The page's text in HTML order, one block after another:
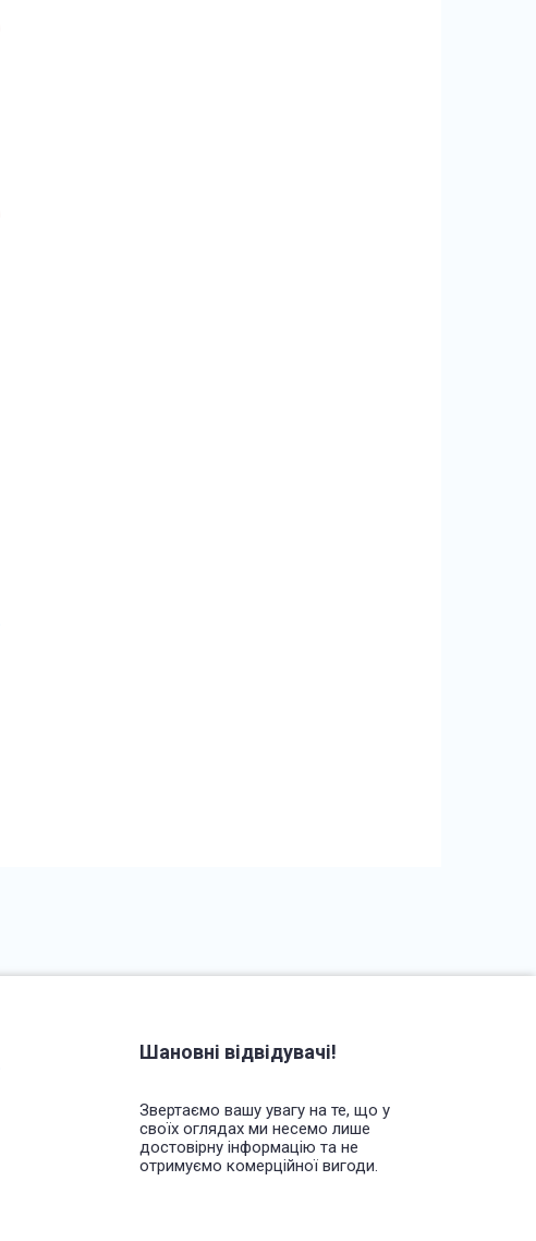
Шановні відвідувачі!
Звертаємо вашу увагу на те, що у
своїх оглядах ми несемо лише
достовірну інформацію та не
отримуємо комерційної вигоди.